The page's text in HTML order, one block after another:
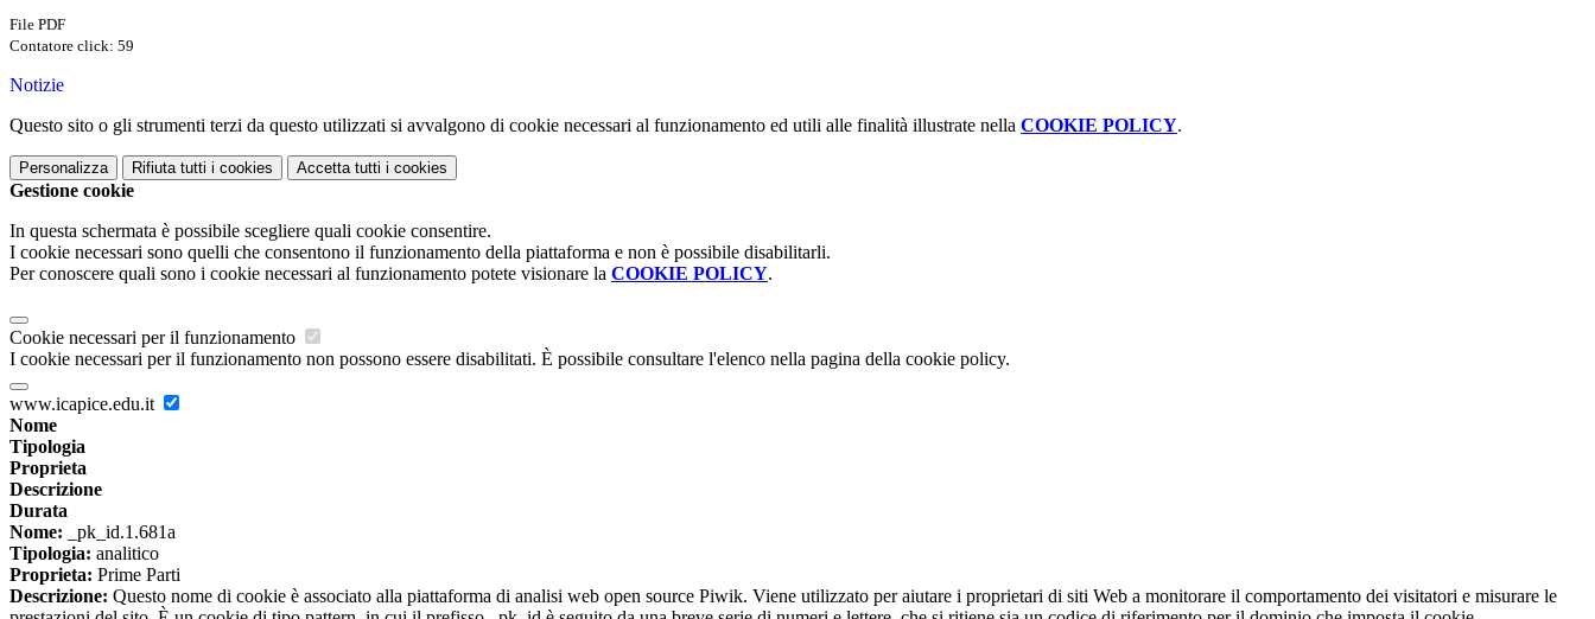
File PDF
Contatore click: 59
Notizie
Questo sito o gli strumenti terzi da questo utilizzati si avvalgono di cookie necessari al funzionamento ed utili alle finalità illustrate nella COOKIE POLICY.
Personalizza Rifiuta tutti i cookies Accetta tutti i cookies
Gestione cookie
In questa schermata è possibile scegliere quali cookie consentire.
I cookie necessari sono quelli che consentono il funzionamento della piattaforma e non è possibile disabilitarli.
Per conoscere quali sono i cookie necessari al funzionamento potete visionare la COOKIE POLICY.
Cookie necessari per il funzionamento
I cookie necessari per il funzionamento non possono essere disabilitati. È possibile consultare l'elenco nella pagina della cookie policy.
www.icapice.edu.it
Nome
Tipologia
Proprieta
Descrizione
Durata
Nome: _pk_id.1.681a
Tipologia: analitico
Proprieta: Prime Parti
Descrizione: Questo nome di cookie è associato alla piattaforma di analisi web open source Piwik. Viene utilizzato per aiutare i proprietari di siti Web a monitorare il comportamento dei visitatori e misurare le